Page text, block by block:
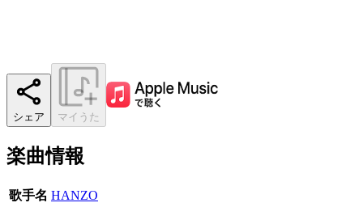
シェア マイうた
楽曲情報
歌手名 HANZO